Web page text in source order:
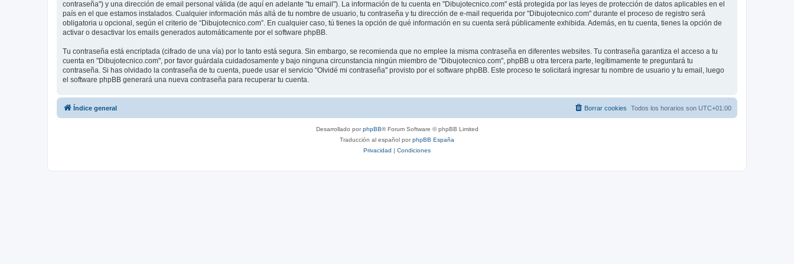
contraseña") y una dirección de email personal válida (de aquí en adelante "tu email"). La información de tu cuenta en "Dibujotecnico.com" está protegida por las leyes de protección de datos aplicables en el
país en el que estamos instalados. Cualquier información más allá de tu nombre de usuario, tu contraseña y tu dirección de e-mail requerida por "Dibujotecnico.com" durante el proceso de registro será
obligatoria u opcional, según el criterio de “Dibujotecnico.com”. En cualquier caso, tú tienes la opción de qué información en su cuenta será públicamente exhibida. Además, en tu cuenta, tienes la opción de
activar o desactivar los emails generados automáticamente por el software phpBB.
Tu contraseña está encriptada (cifrado de una vía) por lo tanto está segura. Sin embargo, se recomienda que no emplee la misma contraseña en diferentes websites. Tu contraseña garantiza el acceso a tu
cuenta en "Dibujotecnico.com", por favor guárdala cuidadosamente y bajo ninguna circunstancia ningún miembro de "Dibujotecnico.com", phpBB u otra tercera parte, legítimamente te preguntará tu
contraseña. Si has olvidado la contraseña de tu cuenta, puede usar el servicio "Olvidé mi contraseña" provisto por el software phpBB. Este proceso te solicitará ingresar tu nombre de usuario y tu email, luego
el software phpBB generará una nueva contraseña para recuperar tu cuenta.
Índice general Todos los horarios son UTC+01:00
Borrar cookies
Desarrollado porphpBB® Forum Software © phpBB Limited
Traducción al español porphpBB España
Privacidad | Condiciones